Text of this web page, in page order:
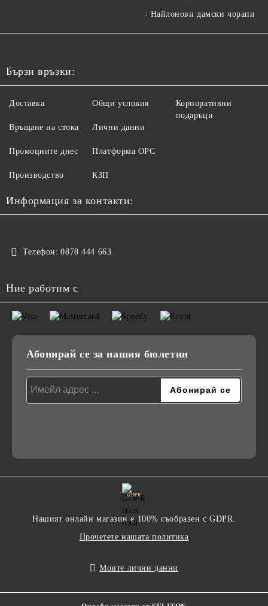
Найлонови дамски чорапи
Бързи връзки:
Доставка
Връщане на стока
Промоциите днес
Производство
Общи условия
Лични данни
Платформа ОРС
КЗП
Корпоративни
подаръци
Информация за контакти:
Телефон: 0878 444 663
Ние работим с
Абонирай се за нашия бюлетин
GDPR
Нашият онлайн магазин е 100% съобразен с GDPR.
Прочетете нашата политика
Моите лични данни